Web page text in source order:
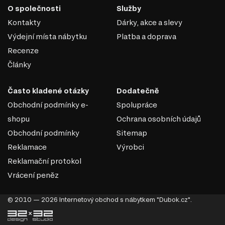
není ze stejné řady. Měl by být uspořádán minimalisticky, ale
zároveň multifunkčně. Nezapomeňte na přirozenost materiálů,
hlavní roli hraje dřevo.
DTD (dřevotřísková deska) je jedním z nejrozšířenějších
materiálů v nábytkářském průmyslu. Vyrábí se lisováním
O společnosti
Kontakty
Výdejní místa nábytku
Recenze
Články
Služby
Dárky, akce a slevy
Platba a doprava
Často kladené otázky
Obchodní podmínky e-
shopu
Obchodní podmínky
Reklamace
Reklamační protokol
Vrácení peněz
Dodatečně
Spolupráce
Ochrana osobních údajů
Sitemap
Výrobci
© 2010 — 2026 Internetový obchod s nábytkem "Dubok.cz".